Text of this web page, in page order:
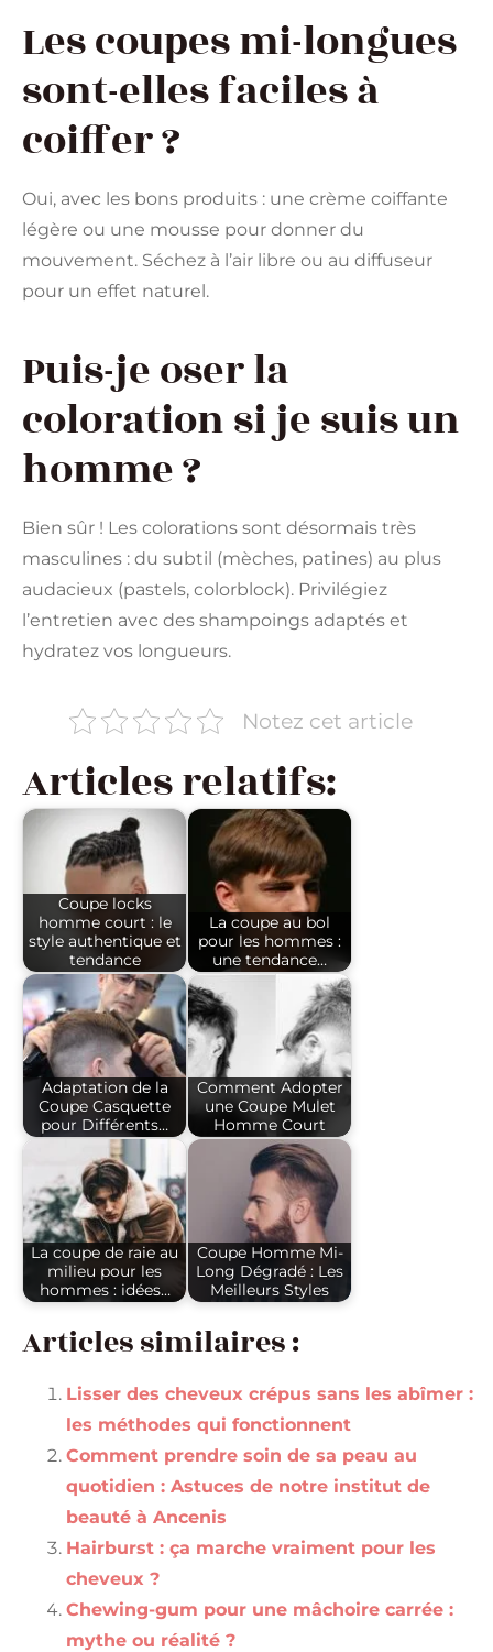
Les coupes mi-longues
sont-elles faciles à
coiffer ?
Oui, avec les bons produits : une crème coiffante
légère ou une mousse pour donner du
mouvement. Séchez à l’air libre ou au diffuseur
pour un effet naturel.
Puis-je oser la
coloration si je suis un
homme ?
Bien sûr ! Les colorations sont désormais très
masculines : du subtil (mèches, patines) au plus
audacieux (pastels, colorblock). Privilégiez
l’entretien avec des shampoings adaptés et
hydratez vos longueurs.
Notez cet article
Articles relatifs:
Coupe locks
homme court : le
style authentique et
tendance
La coupe au bol
pour les hommes :
une tendance…
Adaptation de la
Coupe Casquette
pour Différents…
Comment Adopter
une Coupe Mulet
Homme Court
La coupe de raie au
milieu pour les
hommes : idées…
Coupe Homme Mi-
Long Dégradé : Les
Meilleurs Styles
Articles similaires :
Lisser des cheveux crépus sans les abîmer :
les méthodes qui fonctionnent
Comment prendre soin de sa peau au
quotidien : Astuces de notre institut de
beauté à Ancenis
Hairburst : ça marche vraiment pour les
cheveux ?
Chewing-gum pour une mâchoire carrée :
mythe ou réalité ?